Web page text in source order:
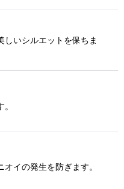
しいシルエットを保ちま
イの発生を防ぎます。